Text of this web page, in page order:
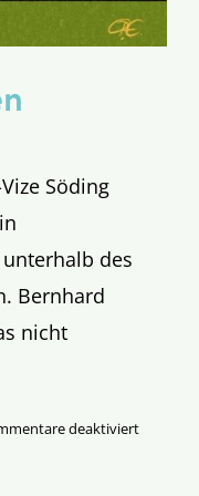
Söding
des
Bernhard
nicht
deaktiviertfür